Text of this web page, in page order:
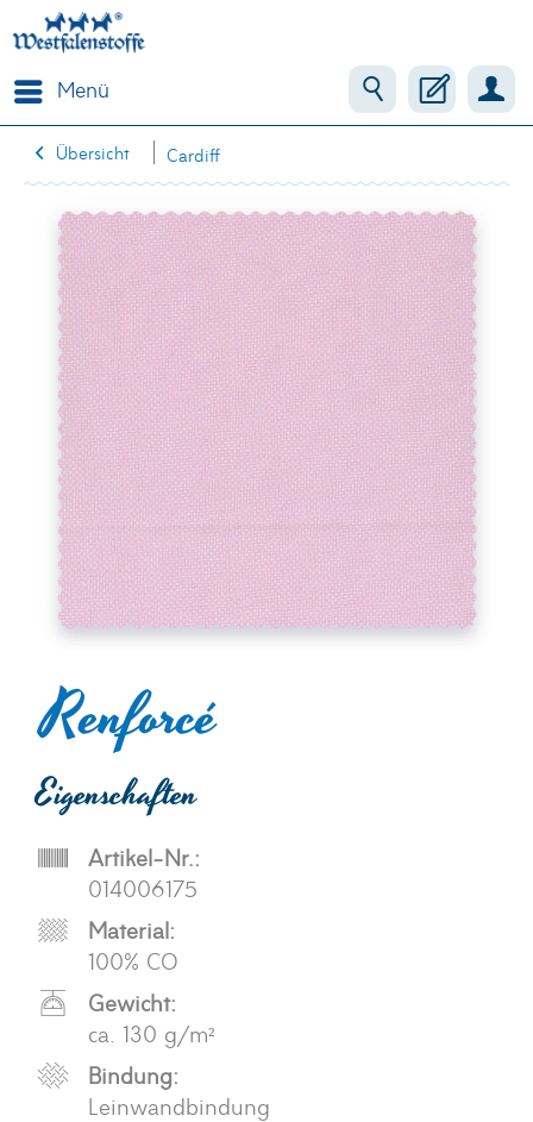
Menü
Übersicht Cardiff
Renforcé
Eigenschaften
Artikel-Nr.:
014006175
Material:
100% CO
Gewicht:
ca. 130 g/m²
Bindung:
Leinwandbindung